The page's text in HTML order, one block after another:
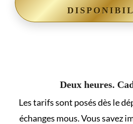
Deux heures.
Les tarifs sont posés dès le
échanges mous. Vous savez